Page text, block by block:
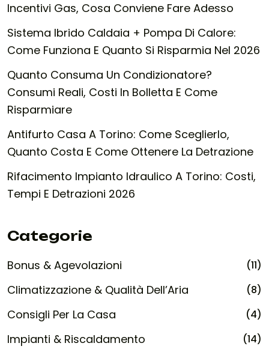
Incentivi Gas, Cosa Conviene Fare Adesso
Sistema Ibrido Caldaia + Pompa Di Calore:
Come Funziona E Quanto Si Risparmia Nel 2026
Quanto Consuma Un Condizionatore?
Consumi Reali, Costi In Bolletta E Come
Risparmiare
Antifurto Casa A Torino: Come Sceglierlo,
Quanto Costa E Come Ottenere La Detrazione
Rifacimento Impianto Idraulico A Torino: Costi,
Tempi E Detrazioni 2026
Categorie
Bonus & Agevolazioni (11)
Climatizzazione & Qualità Dell’Aria (8)
Consigli Per La Casa (4)
Impianti & Riscaldamento (14)